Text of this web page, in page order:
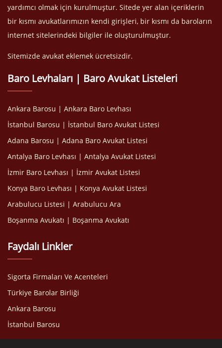
yardımcı olmak için kurulmuştur. Sitede yer alan içeriklerin
bir kısmı avukatlarımızın kendi girişleri, bir kısmı da baroların
internet sitelerindeki bilgiler ile oluşturulmuştur.
Sitemizde avukat eklemek ücretsizdir.
Baro Levhaları | Baro Avukat Listeleri
Ankara Barosu | Ankara Baro Levhası
İstanbul Barosu | İstanbul Baro Avukat Listesi
Adana Barosu | Adana Baro Avukat Listesi
Antalya Baro Levhası | Antalya Avukat Listesi
İzmir Baro Levhası | İzmir Avukat Listesi
Konya Baro Levhası | Konya Avukat Listesi
Arabulucu Listesi | Arabulucu Ara
Boşanma Avukatı | Boşanma Avukatı
Faydalı Linkler
Sigorta Firmaları Ve Acenteleri
Türkiye Barolar Birliği
Ankara Barosu
İstanbul Barosu